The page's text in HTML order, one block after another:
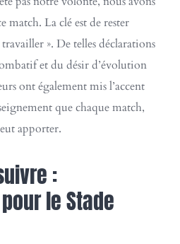
match. La clé est de rester
». De telles déclarations
et du désir d’évolution
ont également mis l’accent
que chaque match,
apporter.
:
le Stade